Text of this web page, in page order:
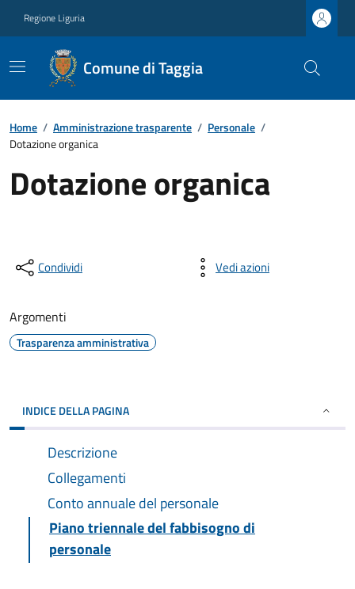
Regione Liguria
Comune di Taggia
Home / Amministrazione trasparente / Personale /
Dotazione organica
Dotazione organica
Condividi Vedi azioni
Argomenti
Trasparenza amministrativa
INDICE DELLA PAGINA
Descrizione
Collegamenti
Conto annuale del personale
Piano triennale del fabbisogno di
personale